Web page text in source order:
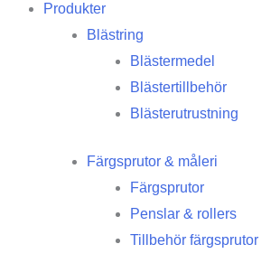
Produkter
Blästring
Blästermedel
Blästertillbehör
Blästerutrustning
Färgsprutor & måleri
Färgsprutor
Penslar & rollers
Tillbehör färgsprutor